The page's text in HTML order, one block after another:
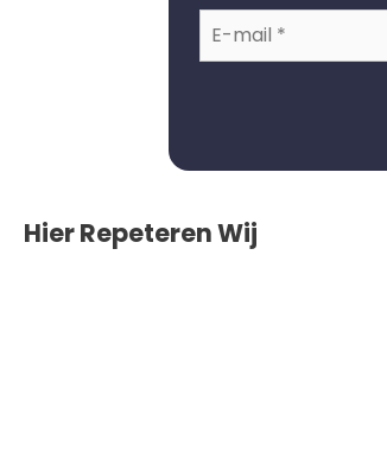
Hier Repeteren Wij